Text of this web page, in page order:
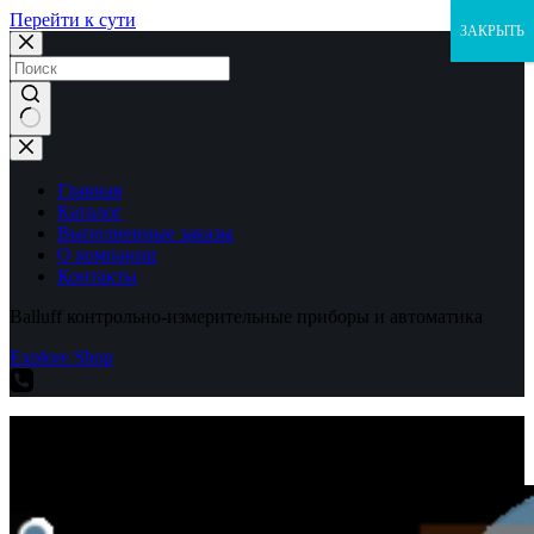
Перейти к сути
Ничего
не
найденоГлавная
Каталог
Выполненные заказы
О компании
Контакты
Balluff контрольно-измерительные приборы и автоматика
Explore Shop
ЗАКРЫТЬ